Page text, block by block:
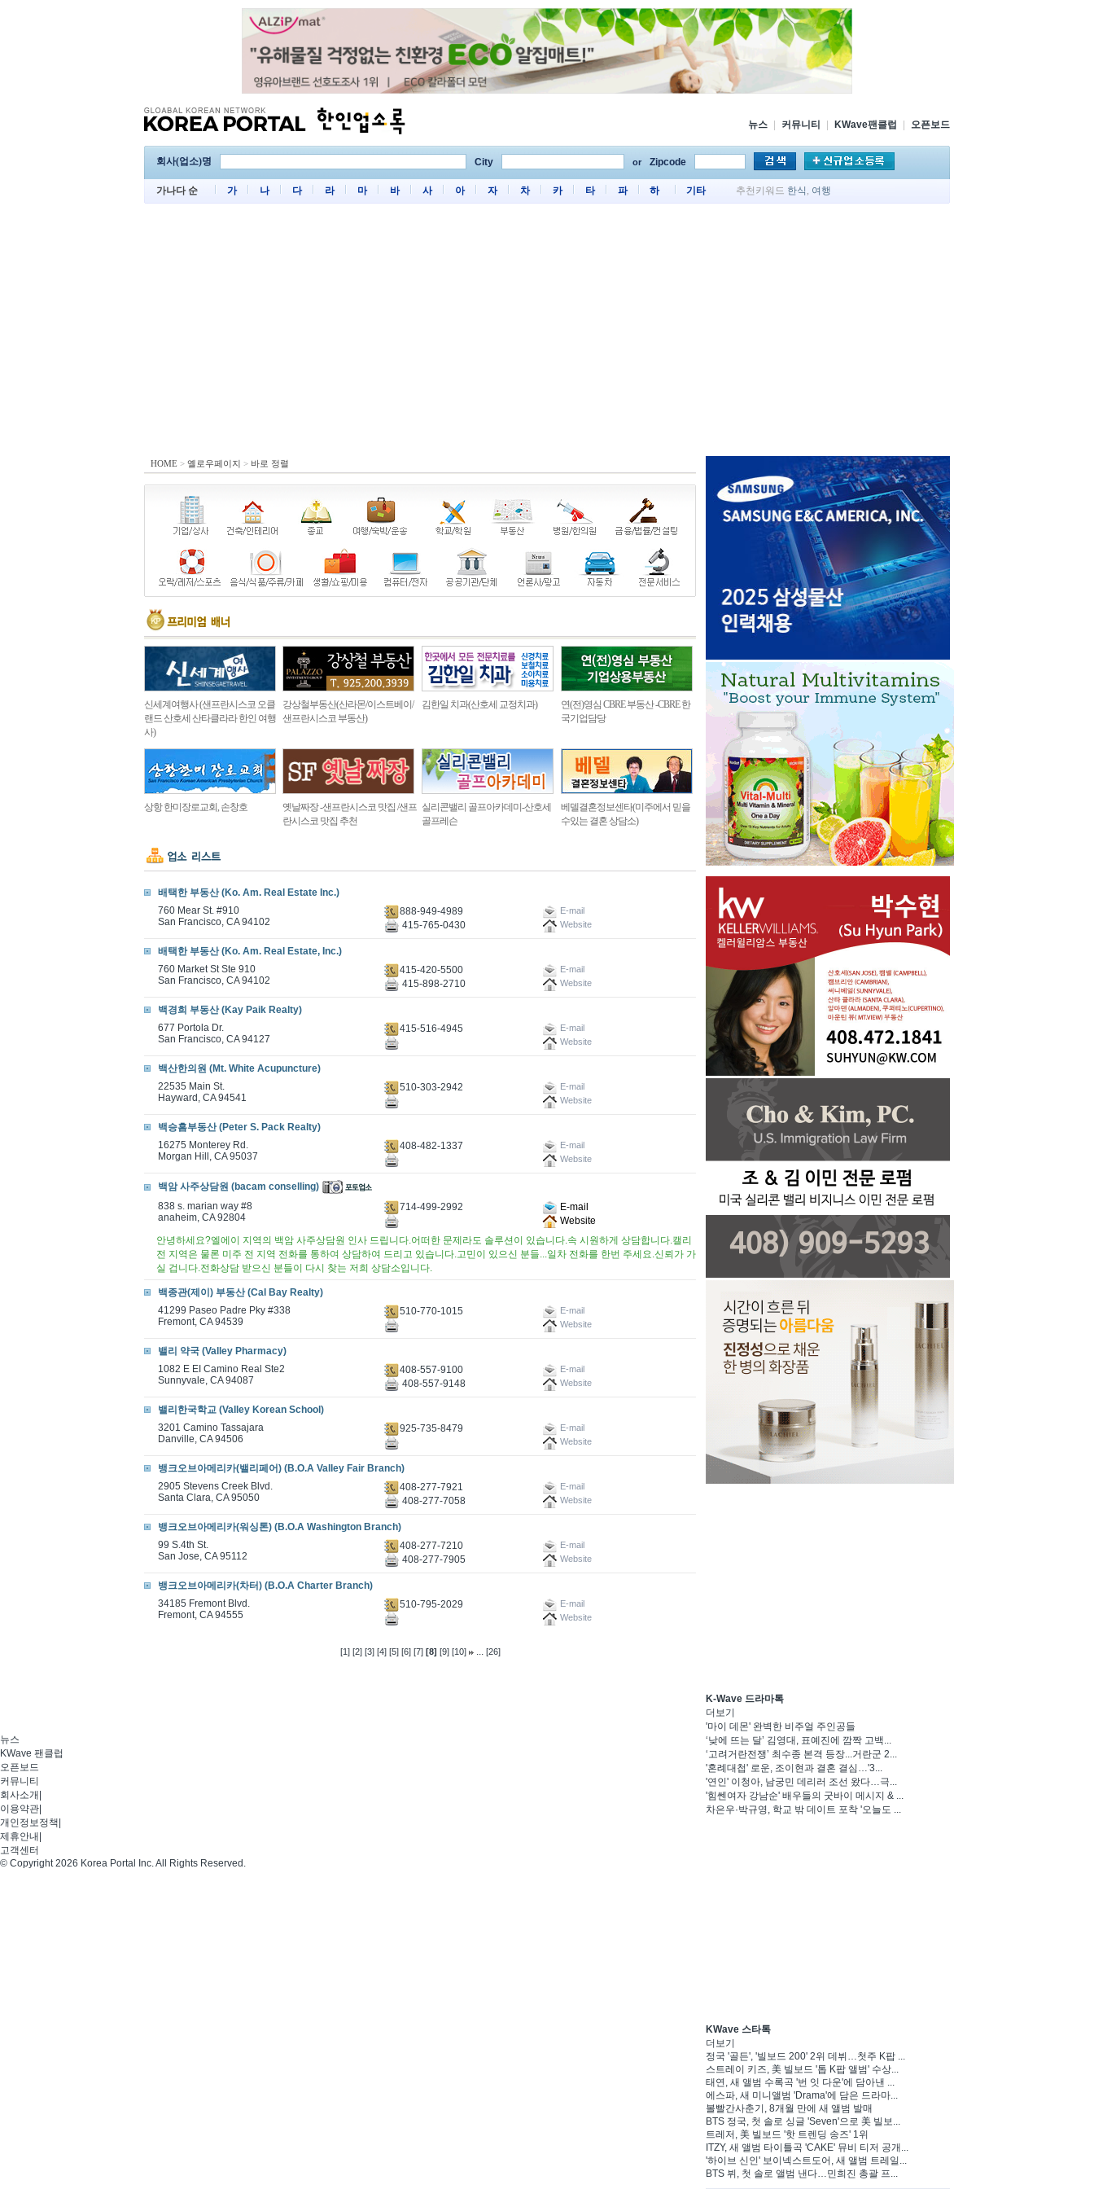
뉴스 커뮤니티 KWave팬클럽 오픈보드
회사(업소)명 City or Zipcode
가나다 순 가 나 다 라 마 바 사 아 자 차 카 타 파 하 기타 추천키워드 한식 , 여행
HOME > 옐로우페이지 > 바로 정렬
신세계여행사 (샌프란시스코 오클
랜드 산호세 산타클라라 한인 여행
사)
강상철부동산(산라몬/이스트베이/
샌프란시스코 부동산)
김한일 치과(산호세 교정치과)
연(전)영심 CBRE 부동산 -CBRE 한
국기업담당
상항 한미장로교회, 손창호
옛날짜장 -샌프란시스코 맛집 /샌프
란시스코 맛집 추천
실리콘밸리 골프아카데미-산호세
골프레슨
베델결혼정보센타(미주에서 믿을
수있는 결혼 상담소)
배택한 부동산 (Ko. Am. Real Estate Inc.)
760 Mear St. #910
San Francisco, CA 94102
888-949-4989 E-mail
415-765-0430 Website
배택한 부동산 (Ko. Am. Real Estate, Inc.)
760 Market St Ste 910
San Francisco, CA 94102
415-420-5500 E-mail
415-898-2710 Website
백경희 부동산 (Kay Paik Realty)
677 Portola Dr.
San Francisco, CA 94127
415-516-4945
E-mail
Website
백산한의원 (Mt. White Acupuncture)
22535 Main St.
Hayward, CA 94541
510-303-2942
E-mail
Website
백승흠부동산 (Peter S. Pack Realty)
16275 Monterey Rd.
Morgan Hill, CA 95037
408-482-1337
E-mail
Website
백암 사주상담원 (bacam conselling)
838 s. marian way #8
anaheim, CA 92804
714-499-2992
E-mail
Website
안녕하세요?엘에이 지역의 백암 사주상담원 인사 드립니다.어떠한 문제라도 솔루션이 있습니다.속 시원하게 상담합니다.캘리
전 지역은 물론 미주 전 지역 전화를 통하여 상담하여 드리고 있습니다.고민이 있으신 분들...일차 전화를 한번 주세요.신뢰가 가
실 겁니다.전화상담 받으신 분들이 다시 찾는 저희 상담소입니다.
백종관(제이) 부동산 (Cal Bay Realty)
41299 Paseo Padre Pky #338
Fremont, CA 94539
510-770-1015
E-mail
Website
밸리 약국 (Valley Pharmacy)
1082 E EI Camino Real Ste2
Sunnyvale, CA 94087
408-557-9100 E-mail
408-557-9148 Website
밸리한국학교 (Valley Korean School)
3201 Camino Tassajara
Danville, CA 94506
925-735-8479
E-mail
Website
뱅크오브아메리카(밸리페어) (B.O.A Valley Fair Branch)
2905 Stevens Creek Blvd.
Santa Clara, CA 95050
408-277-7921 E-mail
408-277-7058 Website
뱅크오브아메리카(워싱톤) (B.O.A Washington Branch)
99 S.4th St.
San Jose, CA 95112
408-277-7210 E-mail
408-277-7905 Website
뱅크오브아메리카(차터) (B.O.A Charter Branch)
34185 Fremont Blvd.
Fremont, CA 94555
510-795-2029
E-mail
Website
[1] [2] [3] [4] [5] [6] [7] [8] [9] [10] ... [26]
K-Wave 드라마톡
더보기
'마이 데몬' 완벽한 비주얼 주인공들
‘낮에 뜨는 달’ 김영대, 표예진에 깜짝 고백...
‘고려거란전쟁’ 최수종 본격 등장...거란군 2...
'혼례대첩' 로운, 조이현과 결혼 결심…'3...
'연인' 이청아, 남궁민 데리러 조선 왔다…극...
'힘쎈여자 강남순' 배우들의 굿바이 메시지 & ...
차은우·박규영, 학교 밖 데이트 포착 '오늘도 ...
KWave 스타톡
더보기
정국 '골든', '빌보드 200' 2위 데뷔…첫주 K팝 ...
스트레이 키즈, 美 빌보드 '톱 K팝 앨범' 수상...
태연, 새 앨범 수록곡 '번 잇 다운'에 담아낸 ...
에스파, 새 미니앨범 'Drama'에 담은 드라마...
볼빨간사춘기, 8개월 만에 새 앨범 발매
BTS 정국, 첫 솔로 싱글 'Seven'으로 美 빌보...
트레저, 美 빌보드 '핫 트렌딩 송즈' 1위
ITZY, 새 앨범 타이틀곡 'CAKE' 뮤비 티저 공개...
'하이브 신인' 보이넥스트도어, 새 앨범 트레일...
BTS 뷔, 첫 솔로 앨범 낸다…민희진 총괄 프...
뉴스
KWave 팬클럽
오픈보드
커뮤니티
회사소개
이용약관
개인정보정책
제휴안내
고객센터
© Copyright 2026 Korea Portal Inc. All Rights Reserved.